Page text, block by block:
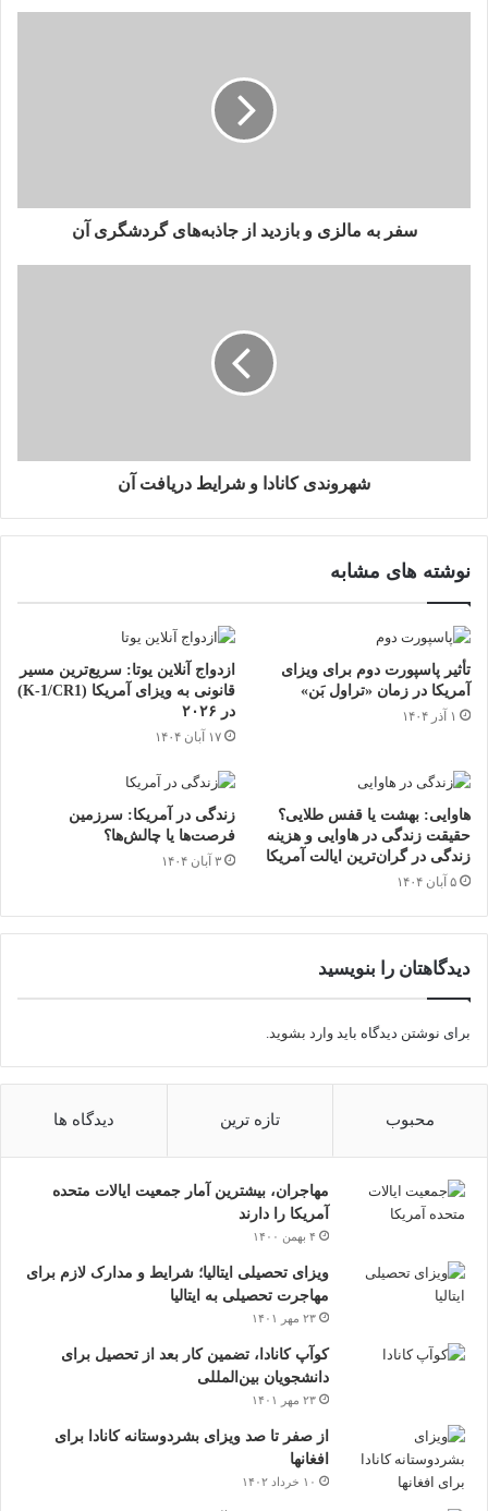
ا
سفر به مالزی و بازدید از جاذبه‌های گردشگری آن
شهروندی کانادا و شرایط دریافت آن
نوشته های مشابه
تأثیر پاسپورت دوم برای ویزای
آمریکا در زمان «تراول بَن»
۱ آذر ۱۴۰۴
ازدواج آنلاین یوتا: سریع‌ترین مسیر
قانونی به ویزای آمریکا (K-1/CR1)
در ۲۰۲۶
۱۷ آبان ۱۴۰۴
هاوایی: بهشت یا قفس طلایی؟
حقیقت زندگی در هاوایی و هزینه
زندگی در گران‌ترین ایالت آمریکا
۵ آبان ۱۴۰۴
زندگی در آمریکا: سرزمین
فرصت‌ها یا چالش‌ها؟
۳ آبان ۱۴۰۴
دیدگاهتان را بنویسید
برای نوشتن دیدگاه باید وارد بشوید.
محبوب تازه ترین دیدگاه ها
مهاجران، بیشترین آمار جمعیت ایالات متحده
آمریکا را دارند
۴ بهمن ۱۴۰۰
ویزای تحصیلی ایتالیا؛ شرایط و مدارک لازم برای
مهاجرت تحصیلی به ایتالیا
۲۳ مهر ۱۴۰۱
کوآپ کانادا، تضمین کار بعد از تحصیل برای
دانشجویان بین‌المللی
۲۳ مهر ۱۴۰۱
از صفر تا صد ویزای بشردوستانه کانادا برای
افغانها
۱۰ خرداد ۱۴۰۲